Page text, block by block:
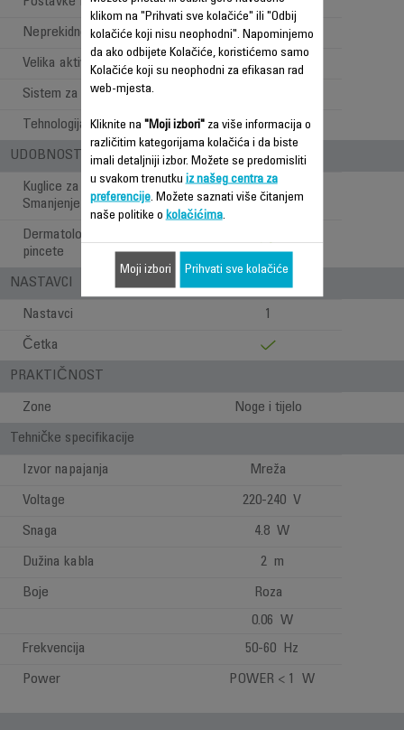
Neprekidno napajanje
Velika aktivna površina glave
Sistem za navođenje
Tehnologija glave depilatora Klasična
UDOBNOST PRI UPOTREBI
Kuglice za masažu /
Smanjenje osjetljivosti kože
Dermatološki testirane
pincete
NASTAVCI
Nastavci 1
Četka
PRAKTIČNOST
Zone Noge i tijelo
Tehničke specifikacije
Izvor napajanja Mreža
Voltage 220-240 V
Snaga 4.8 W
Dužina kabla 2 m
Boje
Roza
0.06 W
Frekvencija
50-60 Hz
Power POWER < 1 W
klikom na "Prihvati sve kolačiće" ili "Odbij
kolačiće koji nisu neophodni". Napominjemo
da ako odbijete Kolačiće, koristićemo samo
Kolačiće koji su neophodni za efikasan rad
web-mjesta.
Kliknite na "Moji izbori"za više informacija o
različitim kategorijama kolačića i da biste
imali detaljniji izbor. Možete se predomisliti
u svakom trenutku iz našeg centra za
preferencije. Možete saznati više čitanjem
naše politike o kolačićima.
Moji izbori Prihvati sve kolačiće